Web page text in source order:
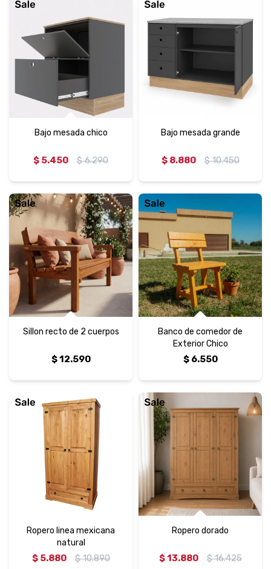
Bajo mesada chico
$ 5.450 $ 6.290
Bajo mesada grande
$ 8.880 $ 10.450
Sillon recto de 2 cuerpos
$12.590
Banco de comedor de
Exterior Chico
$ 6.550
Ropero linea mexicana
natural
$ 5.880 $ 10.890
Ropero dorado
$13.880 $ 16.425